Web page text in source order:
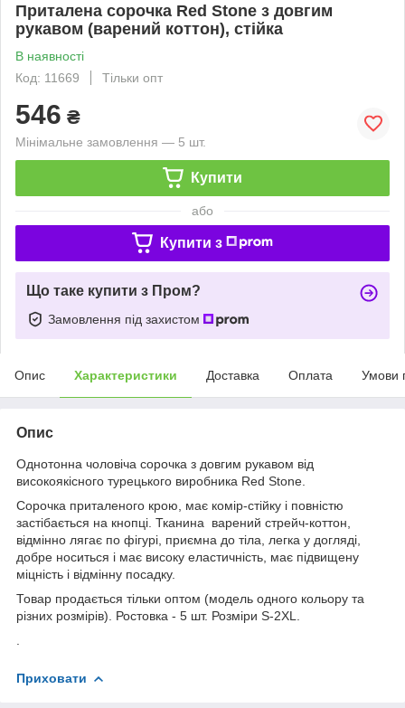
Приталена сорочка Red Stone з довгим
рукавом (варений коттон), стійка
В наявності
Код: 11669
Тільки опт
546 ₴
Мінімальне замовлення — 5 шт.
Купити
або
Купити з
Що таке купити з Пром?
Замовлення під захистом
Опис Характеристики Доставка Оплата Умови
Опис
Однотонна чоловіча сорочка з довгим рукавом від
високоякісного турецького виробника Red Stone.
Сорочка приталеного крою, має комір-стійку і повністю
застібається на кнопці. Тканина варений стрейч-коттон,
відмінно лягає по фігурі, приємна до тіла, легка у догляді,
добре носиться і має високу еластичність, має підвищену
міцність і відмінну посадку.
Товар продається тільки оптом (модель одного кольору та
різних розмірів). Ростовка - 5 шт. Розміри S-2XL.
Приховати